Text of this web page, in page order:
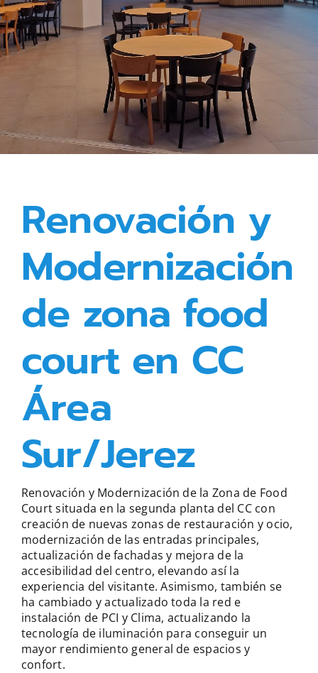
Renovación y
Modernización
de zona food
court en CC
Área
Sur/Jerez
Renovación y Modernización de la Zona de Food
Court situada en la segunda planta del CC con
creación de nuevas zonas de restauración y ocio,
modernización de las entradas principales,
actualización de fachadas y mejora de la
accesibilidad del centro, elevando así la
experiencia del visitante. Asimismo, también se
ha cambiado y actualizado toda la red e
instalación de PCI y Clima, actualizando la
tecnología de iluminación para conseguir un
mayor rendimiento general de espacios y
confort.